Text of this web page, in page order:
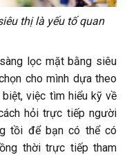
thị là yếu tố quan
lọc mặt bằng siêu
cho mình dựa theo
việc tìm hiểu kỹ về
hỏi trực tiếp người
tồi để bạn có thể có
thời trực tiếp tham